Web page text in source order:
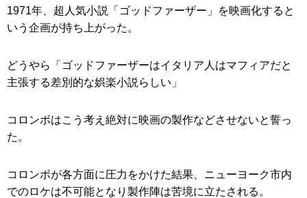
1971年、超人気小説「ゴッドファーザー」を映画化すると
いう企画が持ち上がった。
どうやら「ゴッドファーザーはイタリア人はマフィアだと
主張する差別的な娯楽小説らしい」
コロンボはこう考え絶対に映画の製作などさせないと誓っ
た。
コロンボが各方面に圧力をかけた結果、ニューヨーク市内
でのロケは不可能となり製作陣は苦境に立たされる。